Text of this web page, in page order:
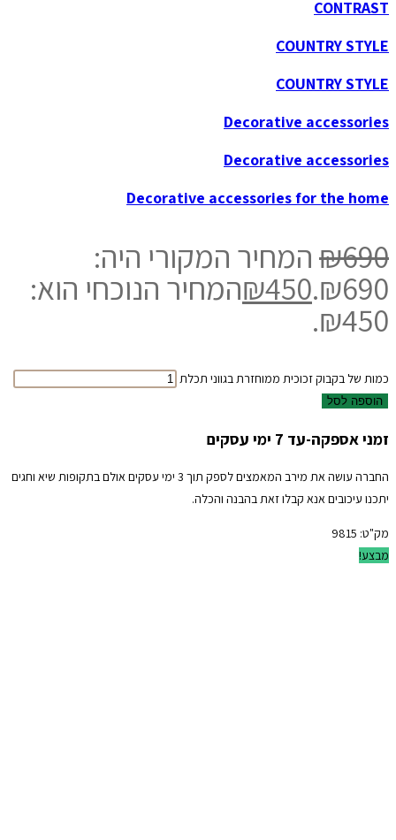
CONTRAST
COUNTRY STYLE
COUNTRY STYLE
Decorative accessories
Decorative accessories
Decorative accessories for the home
₪690 המחיר המקורי היה:
₪690.
₪450 המחיר הנוכחי הוא:
₪450.
כמות של בקבוק זכוכית ממוחזרת בגווני תכלת
הוספה לסל
זמני אספקה-עד 7 ימי עסקים
החברה עושה את מירב המאמצים לספק תוך 3 ימי עסקים אולם בתקופות שיא וחגים
יתכנו עיכובים אנא קבלו זאת בהבנה והכלה.
מק"ט: 9815
מבצע!